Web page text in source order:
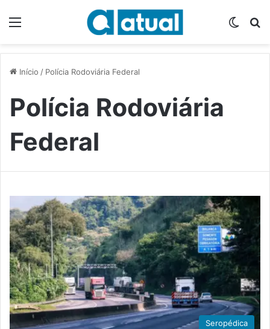
Início / Polícia Rodoviária Federal
Polícia Rodoviária
Federal
Seropédica